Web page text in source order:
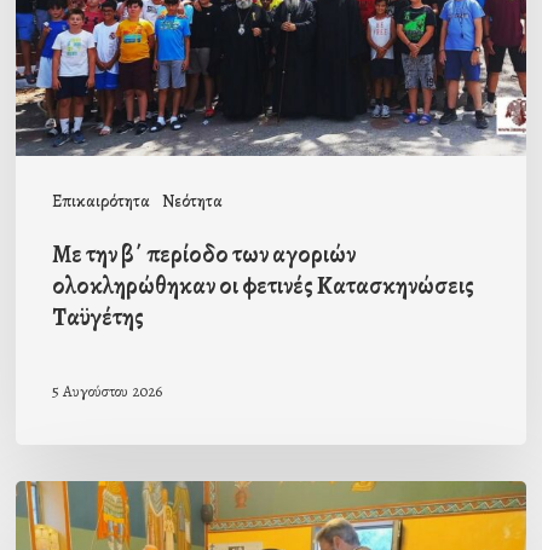
Επικαιρότητα Νεότητα
αγοριών
ολοκληρώθηκαν
οι
φετινές
Με την β΄ περίοδο των αγοριών
ολοκληρώθηκαν οι φετινές Κατασκηνώσεις
Ταϋγέτης
5 Αυγούστου 2026
Ιερά
Παράκληση